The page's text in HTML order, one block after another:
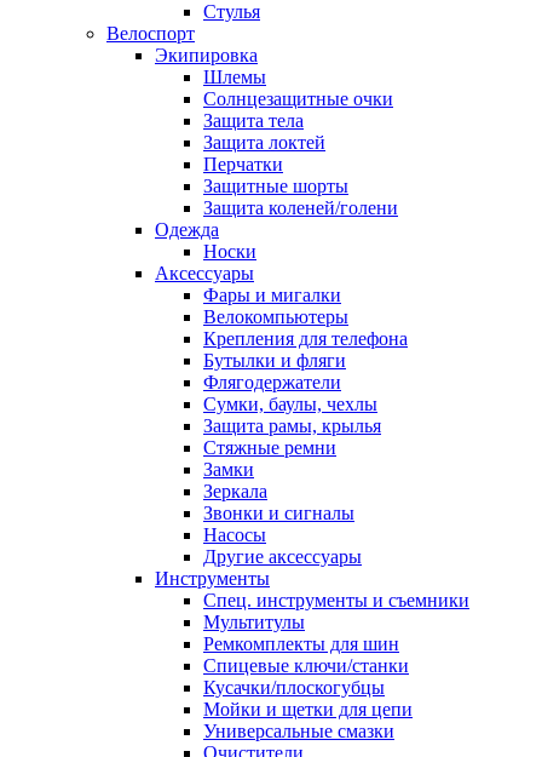
Стулья
Велоспорт
Экипировка
Шлемы
Солнцезащитные очки
Защита тела
Защита локтей
Перчатки
Защитные шорты
Защита коленей/голени
Одежда
Носки
Аксессуары
Фары и мигалки
Велокомпьютеры
Крепления для телефона
Бутылки и фляги
Флягодержатели
Сумки, баулы, чехлы
Защита рамы, крылья
Стяжные ремни
Замки
Зеркала
Звонки и сигналы
Насосы
Другие аксессуары
Инструменты
Спец. инструменты и съемники
Мультитулы
Ремкомплекты для шин
Спицевые ключи/станки
Кусачки/плоскогубцы
Мойки и щетки для цепи
Универсальные смазки